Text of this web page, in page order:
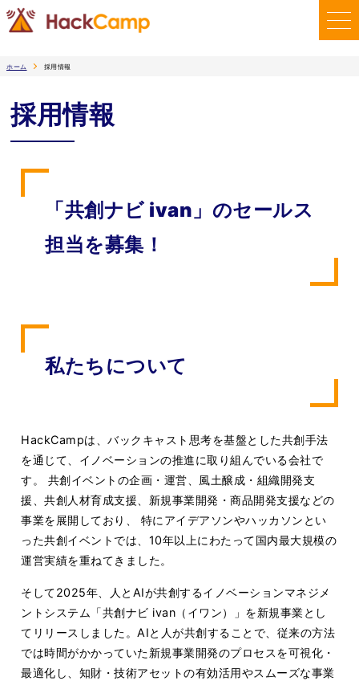
ホーム 採用情報
採用情報
「共創ナビ ivan」のセールス
担当を募集！
私たちについて
HackCampは、バックキャスト思考を基盤とした共創手法
を通じて、イノベーションの推進に取り組んでいる会社で
す。 共創イベントの企画・運営、風土醸成・組織開発支
援、共創人材育成支援、新規事業開発・商品開発支援などの
事業を展開しており、 特にアイデアソンやハッカソンとい
った共創イベントでは、10年以上にわたって国内最大規模の
運営実績を重ねてきました。
そして2025年、人とAIが共創するイノベーションマネジメ
ントシステム「共創ナビ ivan（イワン）」を新規事業とし
てリリースしました。AIと人が共創することで、従来の方法
では時間がかかっていた新規事業開発のプロセスを可視化・
最適化し、知財・技術アセットの有効活用やスムーズな事業